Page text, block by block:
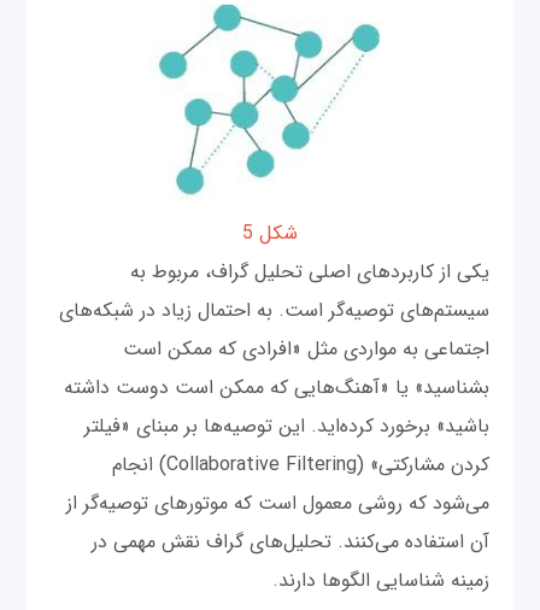
شکل 5
یکی از کاربردهای اصلی تحلیل گراف، مربوط به
سیستم‌های توصیه‌گر است. به احتمال زیاد در شبکه‌های
اجتماعی به مواردی مثل «افرادی که ممکن است
بشناسید» یا «آهنگ‌هایی که ممکن است دوست داشته
باشید» برخورد کرده‌اید. این توصیه‌ها بر مبنای «فیلتر
کردن مشارکتی» (Collaborative Filtering) انجام
می‌شود که روشی معمول است که موتورهای توصیه‌گر از
آن استفاده می‌کنند. تحلیل‌های گراف نقش مهمی در
زمینه شناسایی الگوها دارند.